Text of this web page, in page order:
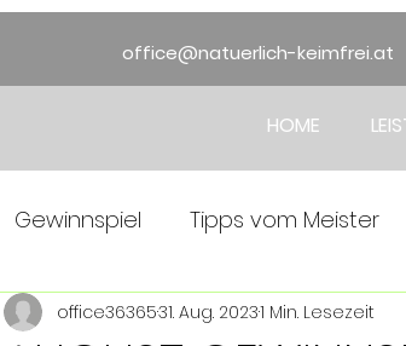
office@natuerlich-keimfrei.at
HOME
Gewinnspiel Tipps vom Meister
office3636531. Aug. 20231 Min. Lesezeit